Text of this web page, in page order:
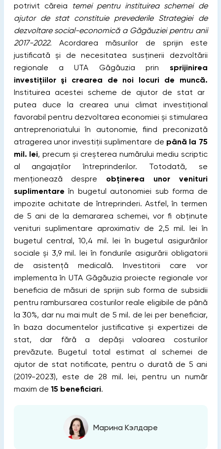
potrivit căreia
temei pentru instituirea schemei de
ajutor de stat constituie prevederile Strategiei de
dezvoltare social-economică a Găgăuziei pentru anii
2017-2022. Acordarea măsurilor de sprijin este
justificată și de necesitatea susţinerii dezvoltării
regionale a UTA Găgăuzia prin sprijinirea
investiţiilor şi crearea de noi locuri de muncă.
Instituirea acestei scheme de ajutor de stat ar
putea duce la crearea unui climat investițional
favorabil pentru dezvoltarea economiei și stimularea
antreprenoriatului în autonomie, fiind preconizată
atragerea unor investiții suplimentare de până la 75
mil. lei, precum și creșterea numărului mediu scriptic
al angajaților întreprinderilor. Totodată, se
menționează despre obținerea unor venituri
suplimentare în bugetul autonomiei sub forma de
impozite achitate de întreprinderi. Astfel, în termen
de 5 ani de la demararea schemei, vor fi obținute
venituri suplimentare aproximativ de 2,5 mil. lei în
bugetul central, 10,4 mil. lei în bugetul asigurărilor
sociale și 3,9 mil. lei în fondurile asigurării obligatorii
de asistenţă medicală. Investitorii care vor
implementa în UTA Găgăuzia proiecte regionale vor
beneficia de măsuri de sprijin sub forma de subsidii
pentru rambursarea costurilor reale eligibile de până
la 30%, dar nu mai mult de 5 mil. de lei per beneficiar,
în baza documentelor justificative și expertizei de
stat, dar fără a depăși valoarea costurilor
prevăzute. Bugetul total estimat al schemei de
ajutor de stat notificate, pentru o durată de 5 ani
(2019-2023), este de 28 mil. lei, pentru un număr
maxim de 15 beneficiari.
Марина Кэлдаре